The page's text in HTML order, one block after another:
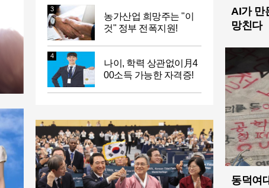
3
농가산업 희망주는 "이
것" 정부 전폭지원!
4
나이, 학력 상관없이月4
00소득 가능한 자격증!
AI가 만
망친다
동덕여